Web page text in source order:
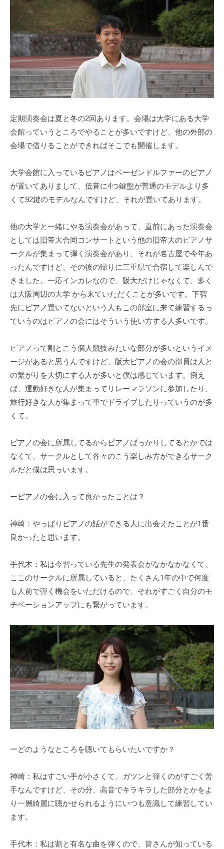
定期演奏会は夏と冬の2回あります。会場は大学にある大学
会館っていうところでやることが多いですけど、他の外部の
会場で借りることができればそこでも開催します。
大学会館に入っているピアノはベーゼンドルファーのピアノ
が置いてありまして、低音に4つ鍵盤が普通のモデルより多
くて92鍵のモデルなんですけど、それが置いてあります。
他の大学と一緒にやる演奏会があって、直前にあった演奏会
としては旧帝大合同コンサートという他の旧帝大のピアノサ
ークルが集まって弾く演奏会があり、それが名古屋で今年あ
ったんですけど、その後の帰りに三重県で合宿して楽しんで
きました。一応インカレなので、阪大だけじゃなくて、多く
は大阪周辺の大学 から来ていただくことが多いです。下宿
先にピアノ置いてないという人もこの部室に来て練習するっ
ていうのはピアノの会にはそういう使い方する人多いです。
ピアノって割とこう個人競技みたいな部分が多いというイメ
ージがあると思うんですけど、阪大ピアノの会の部員は人と
の繋がりを大切にする人が多いと僕は感じています。例え
ば、運動好きな人が集まってリレーマラソンに参加したり、
旅行好きな人が集まって車でドライブしたりっていうのが多
くて。
ピアノの会に所属してるからピアノばっかりしてるとかでは
なくて、サークルとして各々のこう楽しみ方ができるサーク
ルだと僕は思っいます。
ーピアノの会に入って良かったことは？
神崎：やっぱりピアノの話ができる人に出会えたことが1番
良かったと思います。
手代木：私は今習っている先生の発表会がなかなかなくて、
ここのサークルに所属していると、たくさん1年の中で何度
も人前で弾く機会をいただけるので、それがすごく自分のモ
チベーションアップにも繋がっています。
ーどのようなところを聴いてもらいたいですか？
神崎：私はすごい手が小さくて、ガツンと弾くのがすごく苦
手なんですけど、その分、高音でキラキラした部分とかをよ
り一層綺麗に聴かせられるようにいつも意識して練習してい
ます。
手代木：私は割と有名な曲を弾くので、皆さんが知っている